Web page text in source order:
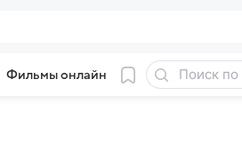
Фильмы онлайн